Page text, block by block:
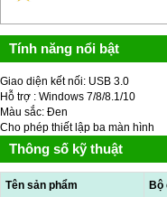
Tính năng nổi bật
Giao diện kết nối: USB 3.0
Hỗ trợ : Windows 7/8/8.1/10
Màu sắc: Đen
Cho phép thiết lập ba màn hình
Thông số kỹ thuật
Tên sản phẩm Bộ